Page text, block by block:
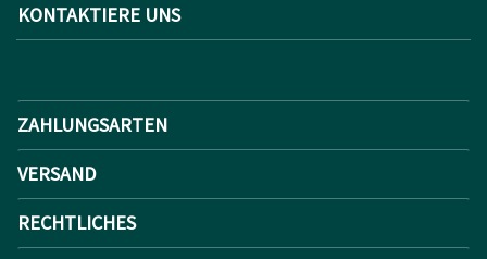
KONTAKTIERE UNS
ZAHLUNGSARTEN
VERSAND
RECHTLICHES